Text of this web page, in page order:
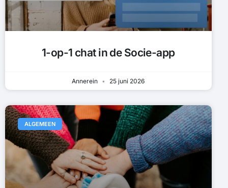
1-op-1 chat in de Socie-app
Annerein 25 juni 2026
ALGEMEEN